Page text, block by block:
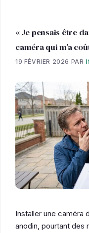
« Je pensais être
caméra qui m’a
19 FÉVRIER 2026 PAR
Installer une caméra
anodin, pourtant des